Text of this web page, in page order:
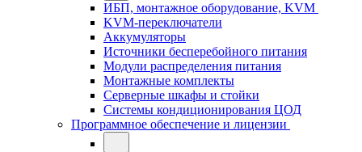
ИБП, монтажное оборудование, KVM
KVM-переключатели
Аккумуляторы
Источники бесперебойного питания
Модули распределения питания
Монтажные комплекты
Серверные шкафы и стойки
Системы кондиционирования ЦОД
Программное обеспечение и лицензии